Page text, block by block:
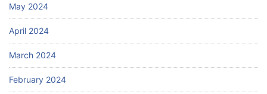
May 2024
April 2024
March 2024
February 2024